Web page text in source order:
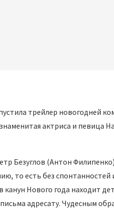
трейлер новогодней
актриса и певица
Безуглов (Антон
то есть без
канун Нового года находит
адресату. Чудесным